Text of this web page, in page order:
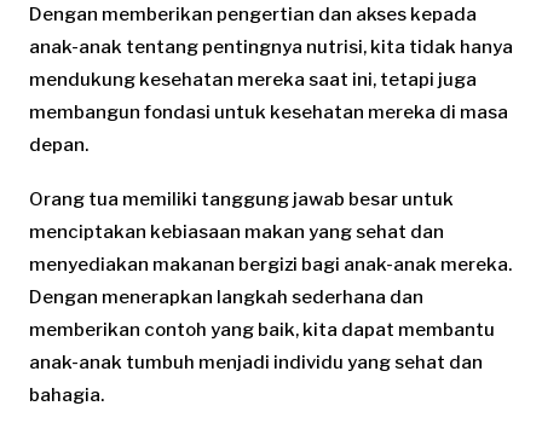
Dengan memberikan pengertian dan akses kepada
anak-anak tentang pentingnya nutrisi, kita tidak hanya
mendukung kesehatan mereka saat ini, tetapi juga
membangun fondasi untuk kesehatan mereka di masa
depan.
Orang tua memiliki tanggung jawab besar untuk
menciptakan kebiasaan makan yang sehat dan
menyediakan makanan bergizi bagi anak-anak mereka.
Dengan menerapkan langkah sederhana dan
memberikan contoh yang baik, kita dapat membantu
anak-anak tumbuh menjadi individu yang sehat dan
bahagia.